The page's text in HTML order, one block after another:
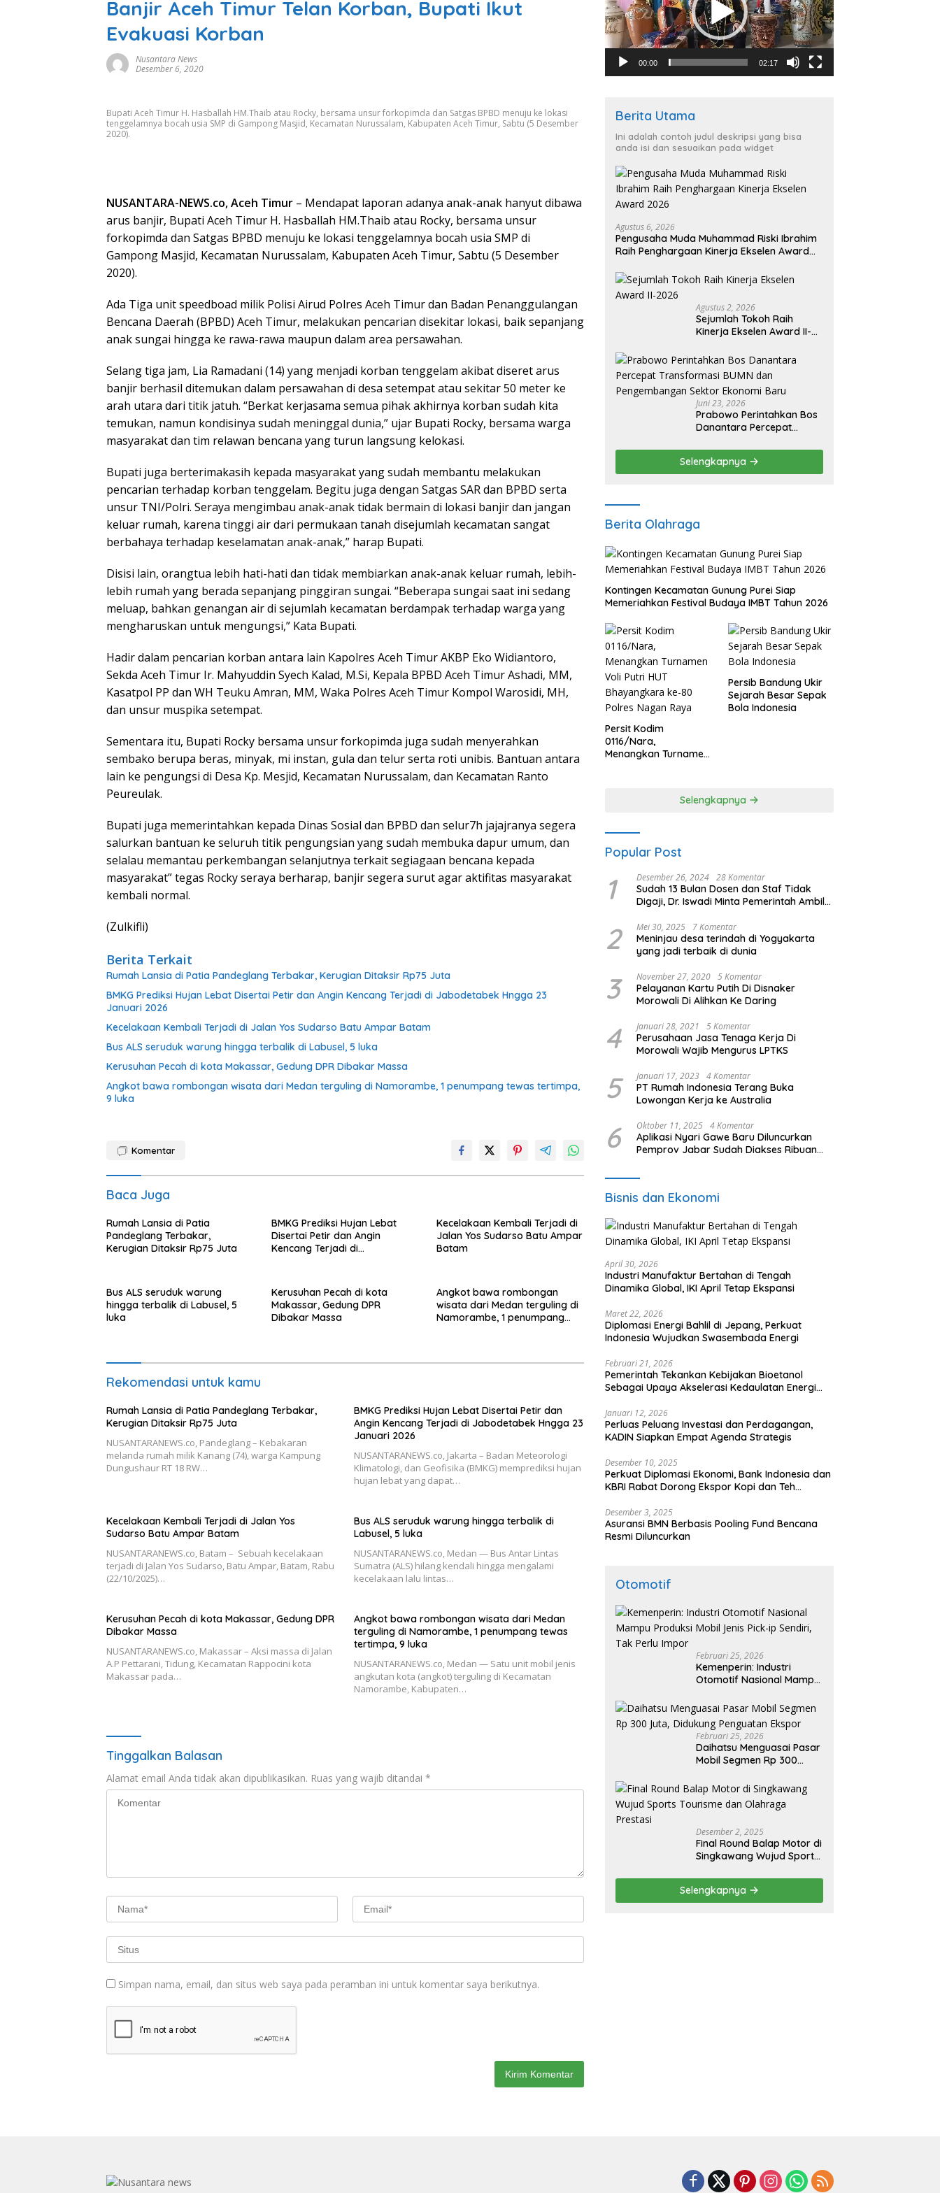
Banjir Aceh Timur Telan Korban, Bupati Ikut
Evakuasi Korban
Nusantara News
Desember 6, 2020
Bupati Aceh Timur H. Hasballah HM.Thaib atau Rocky, bersama unsur forkopimda dan Satgas BPBD menuju ke lokasi
tenggelamnya bocah usia SMP di Gampong Masjid, Kecamatan Nurussalam, Kabupaten Aceh Timur, Sabtu (5 Desember
2020).
NUSANTARA-NEWS.co, Aceh Timur – Mendapat laporan adanya anak-anak hanyut dibawa
arus banjir, Bupati Aceh Timur H. Hasballah HM.Thaib atau Rocky, bersama unsur
forkopimda dan Satgas BPBD menuju ke lokasi tenggelamnya bocah usia SMP di
Gampong Masjid, Kecamatan Nurussalam, Kabupaten Aceh Timur, Sabtu (5 Desember
2020).
Ada Tiga unit speedboad milik Polisi Airud Polres Aceh Timur dan Badan Penanggulangan
Bencana Daerah (BPBD) Aceh Timur, melakukan pencarian disekitar lokasi, baik sepanjang
anak sungai hingga ke rawa-rawa maupun dalam area persawahan.
Selang tiga jam, Lia Ramadani (14) yang menjadi korban tenggelam akibat diseret arus
banjir berhasil ditemukan dalam persawahan di desa setempat atau sekitar 50 meter ke
arah utara dari titik jatuh. “Berkat kerjasama semua pihak akhirnya korban sudah kita
temukan, namun kondisinya sudah meninggal dunia,” ujar Bupati Rocky, bersama warga
masyarakat dan tim relawan bencana yang turun langsung kelokasi.
Bupati juga berterimakasih kepada masyarakat yang sudah membantu melakukan
pencarian terhadap korban tenggelam. Begitu juga dengan Satgas SAR dan BPBD serta
unsur TNI/Polri. Seraya mengimbau anak-anak tidak bermain di lokasi banjir dan jangan
keluar rumah, karena tinggi air dari permukaan tanah disejumlah kecamatan sangat
berbahaya terhadap keselamatan anak-anak,” harap Bupati.
Disisi lain, orangtua lebih hati-hati dan tidak membiarkan anak-anak keluar rumah, lebih-
lebih rumah yang berada sepanjang pinggiran sungai. “Beberapa sungai saat ini sedang
meluap, bahkan genangan air di sejumlah kecamatan berdampak terhadap warga yang
mengharuskan untuk mengungsi,” Kata Bupati.
Hadir dalam pencarian korban antara lain Kapolres Aceh Timur AKBP Eko Widiantoro,
Sekda Aceh Timur Ir. Mahyuddin Syech Kalad, M.Si, Kepala BPBD Aceh Timur Ashadi, MM,
Kasatpol PP dan WH Teuku Amran, MM, Waka Polres Aceh Timur Kompol Warosidi, MH,
dan unsur muspika setempat.
Sementara itu, Bupati Rocky bersama unsur forkopimda juga sudah menyerahkan
sembako berupa beras, minyak, mi instan, gula dan telur serta roti unibis. Bantuan antara
lain ke pengungsi di Desa Kp. Mesjid, Kecamatan Nurussalam, dan Kecamatan Ranto
Peureulak.
Bupati juga memerintahkan kepada Dinas Sosial dan BPBD dan selur7h jajajranya segera
salurkan bantuan ke seluruh titik pengungsian yang sudah membuka dapur umum, dan
selalau memantau perkembangan selanjutnya terkait segiagaan bencana kepada
masyarakat” tegas Rocky seraya berharap, banjir segera surut agar aktifitas masyarakat
kembali normal.
(Zulkifli)
Berita Terkait
Rumah Lansia di Patia Pandeglang Terbakar, Kerugian Ditaksir Rp75 Juta
BMKG Prediksi Hujan Lebat Disertai Petir dan Angin Kencang Terjadi di Jabodetabek Hngga 23
Januari 2026
Kecelakaan Kembali Terjadi di Jalan Yos Sudarso Batu Ampar Batam
Bus ALS seruduk warung hingga terbalik di Labusel, 5 luka
Kerusuhan Pecah di kota Makassar, Gedung DPR Dibakar Massa
Angkot bawa rombongan wisata dari Medan terguling di Namorambe, 1 penumpang tewas tertimpa,
9 luka
Komentar
Baca Juga
Rumah Lansia di Patia
Pandeglang Terbakar,
Kerugian Ditaksir Rp75 Juta
BMKG Prediksi Hujan Lebat
Disertai Petir dan Angin
Kencang Terjadi di
Kecelakaan Kembali Terjadi di
Jalan Yos Sudarso Batu Ampar
Batam
Bus ALS seruduk warung
hingga terbalik di Labusel, 5
luka
Kerusuhan Pecah di kota
Makassar, Gedung DPR
Dibakar Massa
Angkot bawa rombongan
wisata dari Medan terguling di
Namorambe, 1 penumpang
Rekomendasi untuk kamu
Rumah Lansia di Patia Pandeglang Terbakar,
Kerugian Ditaksir Rp75 Juta
NUSANTARANEWS.co, Pandeglang – Kebakaran
melanda rumah milik Kanang (74), warga Kampung
Dungushaur RT 18 RW…
BMKG Prediksi Hujan Lebat Disertai Petir dan
Angin Kencang Terjadi di Jabodetabek Hngga 23
Januari 2026
NUSANTARANEWS.co, Jakarta – Badan Meteorologi
Klimatologi, dan Geofisika (BMKG) memprediksi hujan
hujan lebat yang dapat…
Kecelakaan Kembali Terjadi di Jalan Yos
Sudarso Batu Ampar Batam
NUSANTARANEWS.co, Batam – Sebuah kecelakaan
terjadi di Jalan Yos Sudarso, Batu Ampar, Batam, Rabu
(22/10/2025)…
Bus ALS seruduk warung hingga terbalik di
Labusel, 5 luka
NUSANTARANEWS.co, Medan — Bus Antar Lintas
Sumatra (ALS) hilang kendali hingga mengalami
kecelakaan lalu lintas…
Kerusuhan Pecah di kota Makassar, Gedung DPR
Dibakar Massa
NUSANTARANEWS.co, Makassar – Aksi massa di Jalan
A.P Pettarani, Tidung, Kecamatan Rappocini kota
Makassar pada…
Angkot bawa rombongan wisata dari Medan
terguling di Namorambe, 1 penumpang tewas
tertimpa, 9 luka
NUSANTARANEWS.co, Medan — Satu unit mobil jenis
angkutan kota (angkot) terguling di Kecamatan
Namorambe, Kabupaten…
Tinggalkan Balasan
Alamat email Anda tidak akan dipublikasikan. Ruas yang wajib ditandai *
Simpan nama, email, dan situs web saya pada peramban ini untuk komentar saya berikutnya.
00:00 02:17
Berita Utama
Ini adalah contoh judul deskripsi yang bisa
anda isi dan sesuaikan pada widget
Agustus 6, 2026
Pengusaha Muda Muhammad Riski Ibrahim
Raih Penghargaan Kinerja Ekselen Award
Agustus 2, 2026
Sejumlah Tokoh Raih
Kinerja Ekselen Award II-
Juni 23, 2026
Prabowo Perintahkan Bos
Danantara Percepat
Pengembangan Sektor
Ekonomi Baru
Selengkapnya
Berita Olahraga
Kontingen Kecamatan Gunung Purei Siap
Memeriahkan Festival Budaya IMBT Tahun 2026
Persit Kodim
0116/Nara,
Menangkan Turnamen
Persib Bandung Ukir
Sejarah Besar Sepak
Bola Indonesia
Selengkapnya
Popular Post
1 Desember 26, 2024 28 Komentar
Sudah 13 Bulan Dosen dan Staf Tidak
Digaji, Dr. Iswadi Minta Pemerintah Ambil
2 Mei 30, 2025 7 Komentar
Meninjau desa terindah di Yogyakarta
yang jadi terbaik di dunia
3 November 27, 2020 5 Komentar
Pelayanan Kartu Putih Di Disnaker
Morowali Di Alihkan Ke Daring
4 Januari 28, 2021 5 Komentar
Perusahaan Jasa Tenaga Kerja Di
Morowali Wajib Mengurus LPTKS
5 Januari 17, 2023 4 Komentar
PT Rumah Indonesia Terang Buka
Lowongan Kerja ke Australia
6 Oktober 11, 2025 4 Komentar
Aplikasi Nyari Gawe Baru Diluncurkan
Pemprov Jabar Sudah Diakses Ribuan
Bisnis dan Ekonomi
April 30, 2026
Industri Manufaktur Bertahan di Tengah
Dinamika Global, IKI April Tetap Ekspansi
Maret 22, 2026
Diplomasi Energi Bahlil di Jepang, Perkuat
Indonesia Wujudkan Swasembada Energi
Februari 21, 2026
Pemerintah Tekankan Kebijakan Bioetanol
Sebagai Upaya Akselerasi Kedaulatan Energi
Januari 12, 2026
Perluas Peluang Investasi dan Perdagangan,
KADIN Siapkan Empat Agenda Strategis
Desember 10, 2025
Perkuat Diplomasi Ekonomi, Bank Indonesia dan
KBRI Rabat Dorong Ekspor Kopi dan Teh
Desember 3, 2025
Asuransi BMN Berbasis Pooling Fund Bencana
Resmi Diluncurkan
Otomotif
Februari 25, 2026
Kemenperin: Industri
Otomotif Nasional Mampu
ip Sendiri, Tak Perlu Impor
Februari 25, 2026
Daihatsu Menguasai Pasar
Mobil Segmen Rp 300
Ekspor
Desember 2, 2025
Final Round Balap Motor di
Singkawang Wujud Sports
Prestasi
Selengkapnya